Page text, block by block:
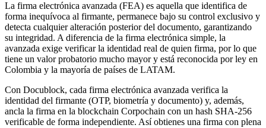
La firma electrónica avanzada (FEA) es aquella que identifica de
forma inequívoca al firmante, permanece bajo su control exclusivo y
detecta cualquier alteración posterior del documento, garantizando
su integridad. A diferencia de la firma electrónica simple, la
avanzada exige verificar la identidad real de quien firma, por lo que
tiene un valor probatorio mucho mayor y está reconocida por ley en
Colombia y la mayoría de países de LATAM.
Con Docublock, cada firma electrónica avanzada verifica la
identidad del firmante (OTP, biometría y documento) y, además,
ancla la firma en la blockchain Corpochain con un hash SHA-256
verificable de forma independiente. Así obtienes una firma con plena